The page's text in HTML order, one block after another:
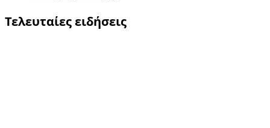
Τελευταίες ειδήσεις